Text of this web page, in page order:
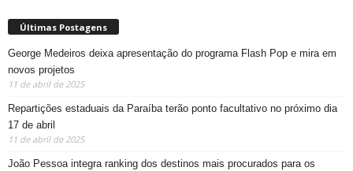
Últimas Postagens
George Medeiros deixa apresentação do programa Flash Pop e mira em
novos projetos
11 de abril de 2025
Repartições estaduais da Paraíba terão ponto facultativo no próximo dia
17 de abril
11 de abril de 2025
João Pessoa integra ranking dos destinos mais procurados para os